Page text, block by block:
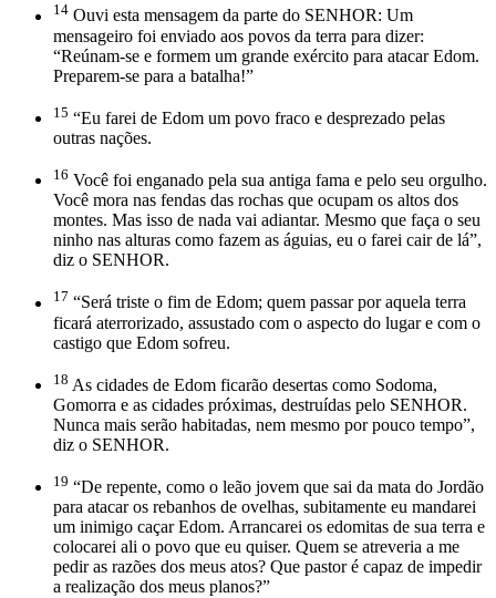
14 Ouvi esta mensagem da parte do SENHOR: Um
mensageiro foi enviado aos povos da terra para dizer:
“Reúnam-se e formem um grande exército para atacar Edom.
Preparem-se para a batalha!”
15 “Eu farei de Edom um povo fraco e desprezado pelas
outras nações.
16 Você foi enganado pela sua antiga fama e pelo seu orgulho.
Você mora nas fendas das rochas que ocupam os altos dos
montes. Mas isso de nada vai adiantar. Mesmo que faça o seu
ninho nas alturas como fazem as águias, eu o farei cair de lá”,
diz o SENHOR.
17 “Será triste o fim de Edom; quem passar por aquela terra
ficará aterrorizado, assustado com o aspecto do lugar e com o
castigo que Edom sofreu.
18 As cidades de Edom ficarão desertas como Sodoma,
Gomorra e as cidades próximas, destruídas pelo SENHOR.
Nunca mais serão habitadas, nem mesmo por pouco tempo”,
diz o SENHOR.
19 “De repente, como o leão jovem que sai da mata do Jordão
para atacar os rebanhos de ovelhas, subitamente eu mandarei
um inimigo caçar Edom. Arrancarei os edomitas de sua terra e
colocarei ali o povo que eu quiser. Quem se atreveria a me
pedir as razões dos meus atos? Que pastor é capaz de impedir
a realização dos meus planos?”